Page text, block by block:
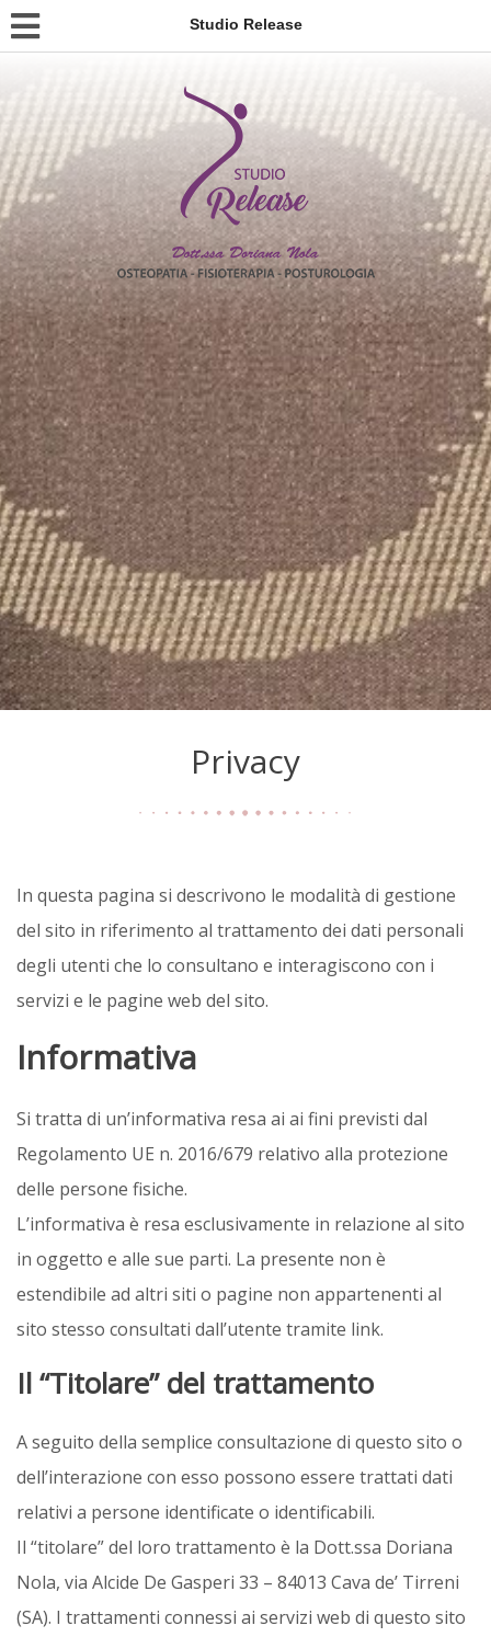
Studio Release
Privacy
In questa pagina si descrivono le modalità di gestione
del sito in riferimento al trattamento dei dati personali
degli utenti che lo consultano e interagiscono con i
servizi e le pagine web del sito.
Informativa
Si tratta di un’informativa resa ai ai fini previsti dal
Regolamento UE n. 2016/679 relativo alla protezione
delle persone fisiche.
L’informativa è resa esclusivamente in relazione al sito
in oggetto e alle sue parti. La presente non è
estendibile ad altri siti o pagine non appartenenti al
sito stesso consultati dall’utente tramite link.
Il “Titolare” del trattamento
A seguito della semplice consultazione di questo sito o
dell’interazione con esso possono essere trattati dati
relativi a persone identificate o identificabili.
Il “titolare” del loro trattamento è la Dott.ssa Doriana
Nola, via Alcide De Gasperi 33 – 84013 Cava de’ Tirreni
(SA). I trattamenti connessi ai servizi web di questo sito